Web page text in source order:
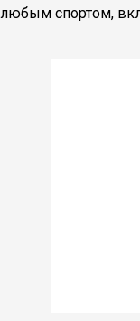
любым спортом,